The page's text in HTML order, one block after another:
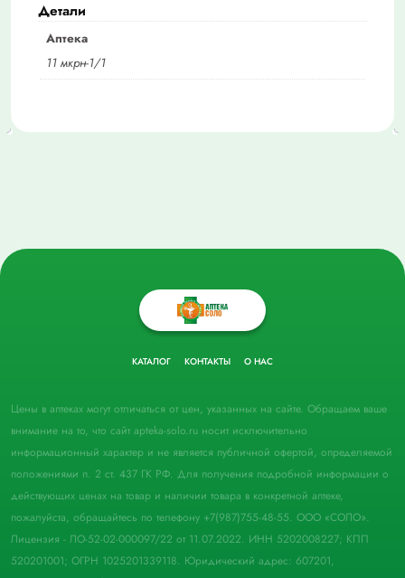
Детали
Аптека
11 мкрн-1/1
КАТАЛОГ КОНТАКТЫ О НАС
Цены в аптеках могут отличаться от цен, указанных на сайте. Обращаем ваше
внимание на то, что сайт apteka-solo.ru носит исключительно
информационный характер и не является публичной офертой, определяемой
положениями п. 2 ст. 437 ГК РФ. Для получения подробной информации о
действующих ценах на товар и наличии товара в конкретной аптеке,
пожалуйста, обращайтесь по телефону +7(987)755-48-55. ООО «СОЛО».
Лицензия - ЛО-52-02-000097/22 от 11.07.2022. ИНН 5202008227; КПП
520201001; ОГРН 1025201339118. Юридический адрес: 607201,